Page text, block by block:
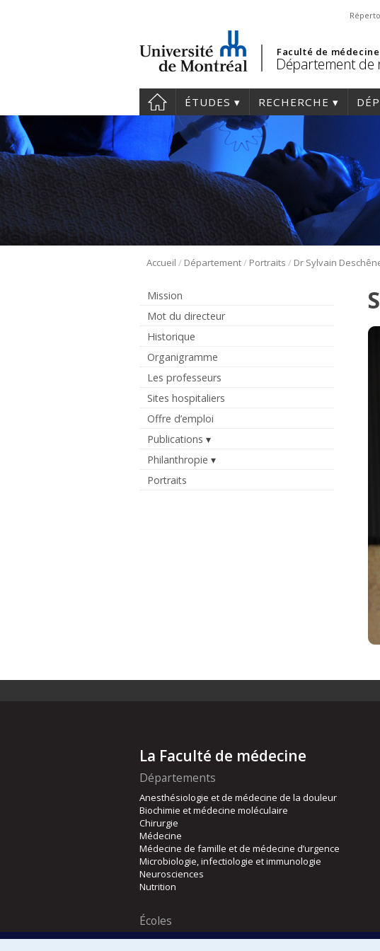
Faculté de médecine
Département de
ÉTUDES RECHERCHE
Accueil / Département/ Portraits / Dr Sylvain
Mission
Mot du directeur
Historique
Organigramme
Les professeurs
Sites hospitaliers
Offre d’emploi
Publications
Philanthropie
Portraits
La Faculté de médecine
Départements
Anesthésiologie et de médecine de la douleur
Biochimie et médecine moléculaire
Chirurgie
Médecine
Médecine de famille et de médecine d’urgence
Microbiologie, infectiologie et immunologie
Neurosciences
Nutrition
Écoles
Kinésiologie et des sciences de l’activité physique